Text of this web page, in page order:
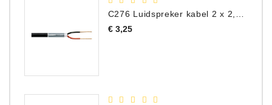
C276 Luidspreker kabel 2 x 2,50 mm² (per meter)
€ 3,25Prijs